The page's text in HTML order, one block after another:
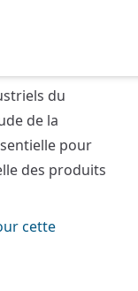
du
de la
pour
des produits
cette